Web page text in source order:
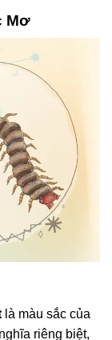
Mơ
là màu sắc của
riêng biệt,